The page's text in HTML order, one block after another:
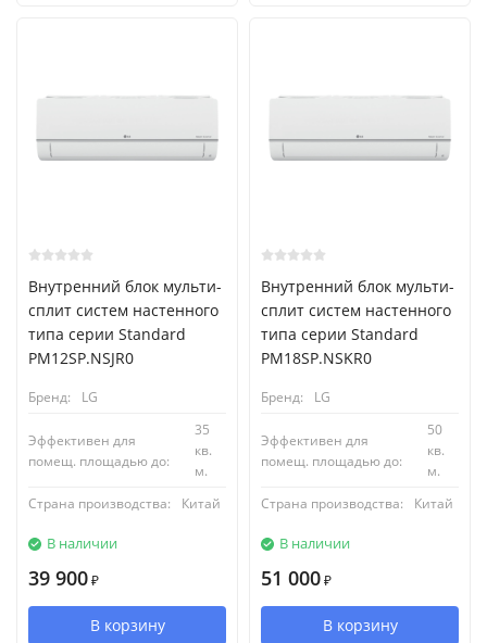
Внутренний блок мульти-
сплит систем настенного
типа серии Standard
PM12SP.NSJR0
Бренд: LG
Эффективен для
помещ. площадью до:
35
кв.
м.
Страна производства:
Китай
В наличии
39 900 ₽
В корзину
Внутренний блок мульти-
сплит систем настенного
типа серии Standard
PM18SP.NSKR0
Бренд: LG
Эффективен для
помещ. площадью до:
50
кв.
м.
Страна производства:
Китай
В наличии
51 000 ₽
В корзину